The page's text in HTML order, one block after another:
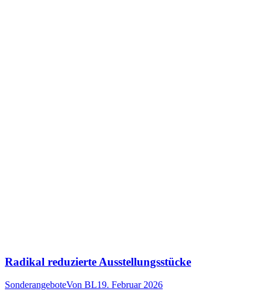
Radikal reduzierte Ausstellungsstücke
SonderangeboteVon BL19. Februar 2026